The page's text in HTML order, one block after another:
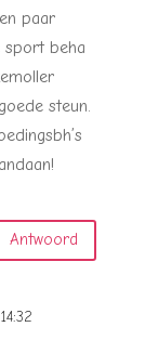
paar
sport beha
steun.
Antwoord